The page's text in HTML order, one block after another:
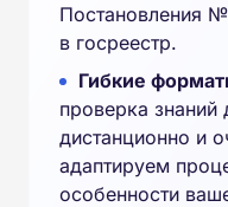
Постановления
в госреестр.
Гибкие
проверка знаний
дистанционно и
адаптируем
особенности